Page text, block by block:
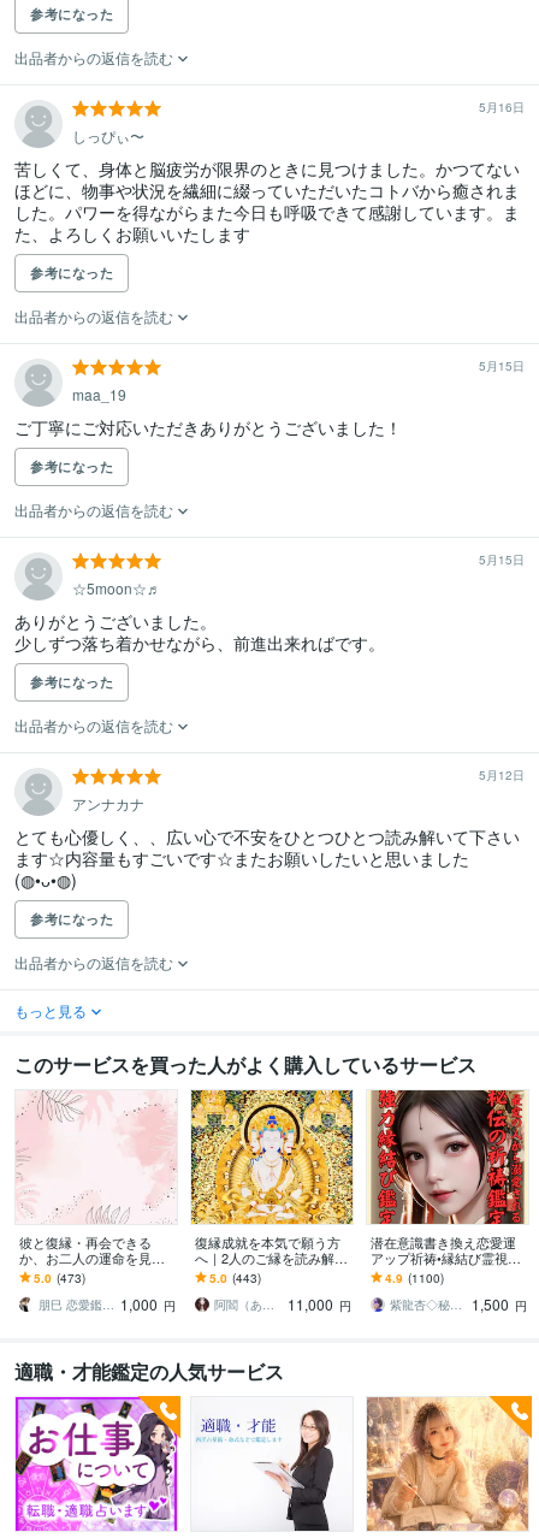
参考になった
出品者からの返信を読む
5月16日
しっぴぃ〜
苦しくて、身体と脳疲労が限界のときに見つけました。かつてない
ほどに、物事や状況を繊細に綴っていただいたコトバから癒されま
した。パワーを得ながらまた今日も呼吸できて感謝しています。ま
た、よろしくお願いいたします
参考になった
出品者からの返信を読む
5月15日
maa_19
ご丁寧にご対応いただきありがとうございました！
参考になった
出品者からの返信を読む
5月15日
☆5moon☆♬
ありがとうございました。
少しずつ落ち着かせながら、前進出来ればです。
参考になった
出品者からの返信を読む
5月12日
アンナカナ
とても心優しく、、広い心で不安をひとつひとつ読み解いて下さい
ます☆内容量もすごいです☆またお願いしたいと思いました
(⁠◍⁠•⁠ᴗ⁠•⁠◍⁠)
参考になった
出品者からの返信を読む
もっと見る
このサービスを買った人がよく購入しているサービス
彼と復縁・再会できる
か、お二人の運命を見ま
す 恋愛・片思い・復縁・
再婚 縁結び
5.0 (473)
朋巳 恋愛鑑定 人生相談 陰陽師 縁結び 1,000 円
復縁成就を本気で願う方
へ｜2人のご縁を読み解き
ます 途切れたご縁の流れ
を整えながらお相手の本
音を読み解きます
5.0 (443)
阿閻（あえん）
11,000 円
潜在意識書き換え恋愛運
アップ祈祷•縁結び霊視し
ます 秘伝の祈祷で思念伝
達、強力縁結び祈祷、恋
愛引き寄せ体質に
4.9 (1100)
紫龍杏◇秘伝の縁結び祈祷師
1,500 円
適職・才能鑑定の人気サービス